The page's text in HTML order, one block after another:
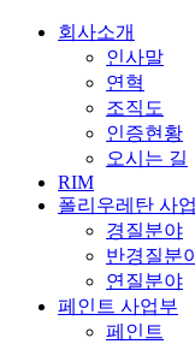
회사소개
인사말
연혁
조직도
인증현황
오시는 길
RIM
폴리우레탄 사
경질분야
반경질분
연질분야
페인트 사업부
페인트